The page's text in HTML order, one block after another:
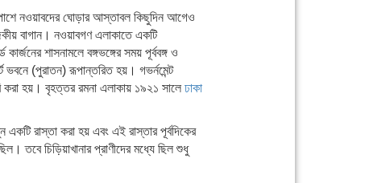
নওয়াবদের ঘোড়ার আস্তাবল কিছুদিন আগেও
বাগান। নওয়াবগণ এলাকাতে একটি
শাসনামলে বঙ্গভঙ্গের সময় পূর্ববঙ্গ ও
ভবনে (পুরাতন) রূপান্তরিত হয়। গভর্নমেন্ট
করা হয়। বৃহত্তর রমনা এলাকায় ১৯২১ সালে ঢাকা
রাস্তা করা হয় এবং এই রাস্তার পূর্বদিকের
তবে চিড়িয়াখানার প্রাণীদের মধ্যে ছিল শুধু